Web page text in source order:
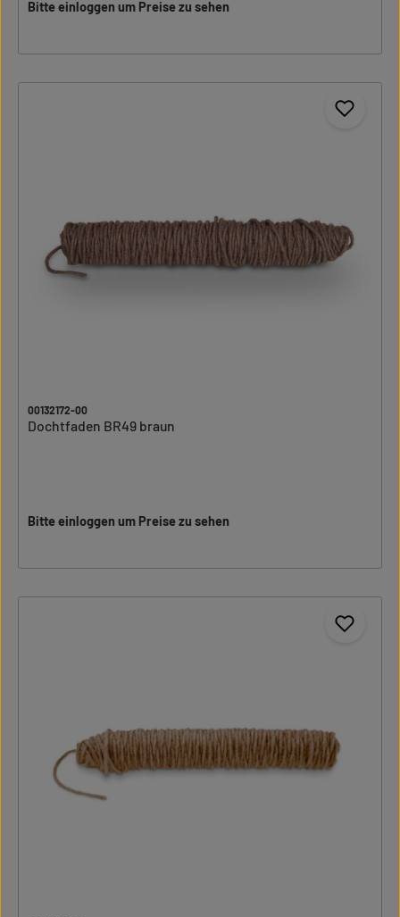
Bitte einloggen um Preise zu sehen
00132172-00
Dochtfaden BR49 braun
Bitte einloggen um Preise zu sehen